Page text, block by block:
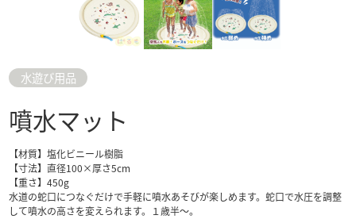
水遊び用品
噴水マット
【材質】塩化ビニール樹脂
【寸法】直径100×厚さ5cm
【重さ】450g
水道の蛇口につなぐだけで手軽に噴水あそびが楽しめます。蛇口で水圧を調整
して噴水の高さを変えられます。１歳半～。